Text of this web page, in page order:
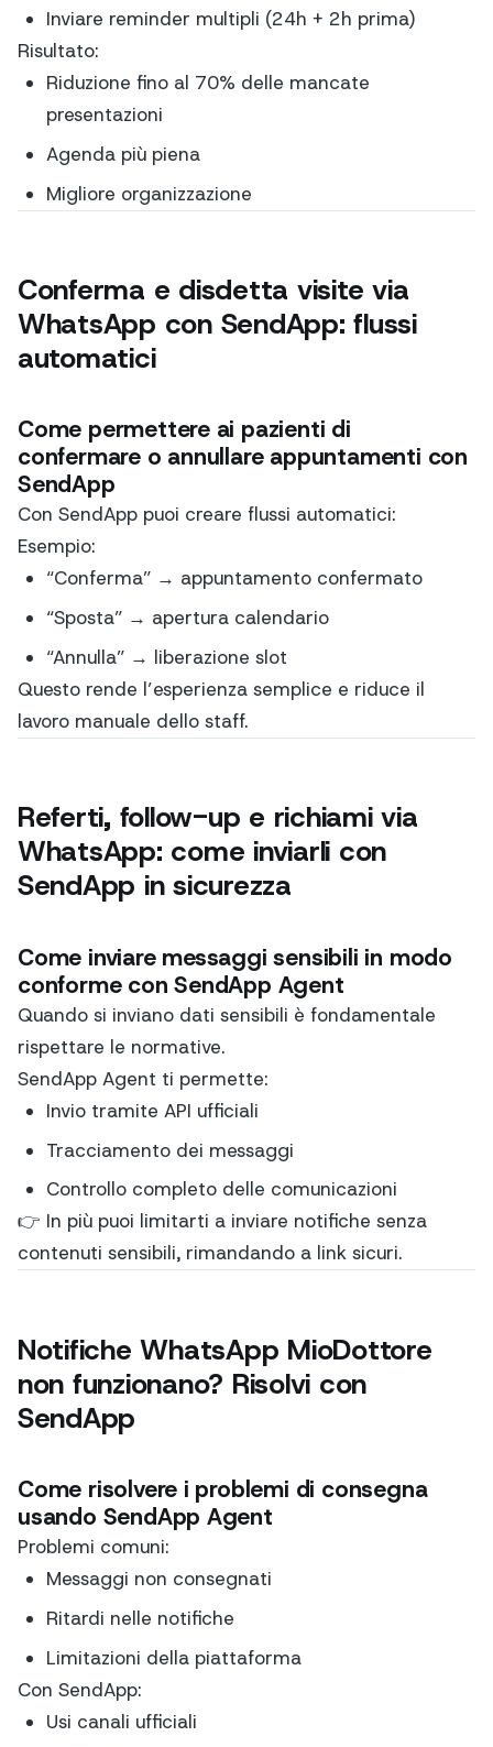
Inviare reminder multipli (24h + 2h prima)
Risultato:
Riduzione fino al 70% delle mancate
presentazioni
Agenda più piena
Migliore organizzazione
Conferma e disdetta visite via
WhatsApp con SendApp: flussi
automatici
Come permettere ai pazienti di
confermare o annullare appuntamenti con
SendApp
Con SendApp puoi creare flussi automatici:
Esempio:
“Conferma” → appuntamento confermato
“Sposta” → apertura calendario
“Annulla” → liberazione slot
Questo rende l’esperienza semplice e riduce il
lavoro manuale dello staff.
Referti, follow-up e richiami via
WhatsApp: come inviarli con
SendApp in sicurezza
Come inviare messaggi sensibili in modo
conforme con SendApp Agent
Quando si inviano dati sensibili è fondamentale
rispettare le normative.
SendApp Agent ti permette:
Invio tramite API ufficiali
Tracciamento dei messaggi
Controllo completo delle comunicazioni
👉 In più puoi limitarti a inviare notifiche senza
contenuti sensibili, rimandando a link sicuri.
Notifiche WhatsApp MioDottore
non funzionano? Risolvi con
SendApp
Come risolvere i problemi di consegna
usando SendApp Agent
Problemi comuni:
Messaggi non consegnati
Ritardi nelle notifiche
Limitazioni della piattaforma
Con SendApp:
Usi canali ufficiali